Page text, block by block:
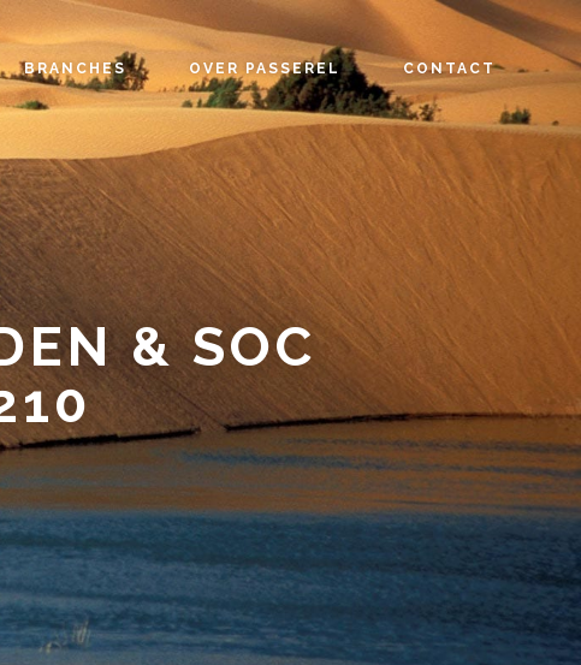
BRANCHES OVER PASSEREL CONTACT
& SOC